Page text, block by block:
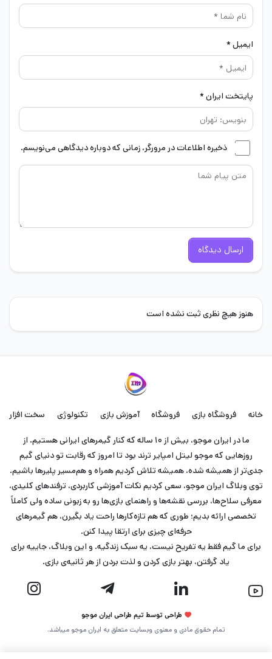
ایمیل *
پایتخت ایران *
ذخیره اطلاعات در مرورگر، زمانی که دوباره دیدگاهی می‌نویسم.
ارسال دیدگاه
هنوز هیچ نظری ثبت نشده است
خانه فروشگاه بازی فروشگاه آموزش بازی تکنولوژی سخت افزار
ما در ایران موجو، بیش از ۱۰ ساله که کنار گیمرهای ایرانی هستیم. از
روزهایی که موجو لیتل امپایر ترند بود تا امروز که رقابت تو دنیای گیم
جدی‌تر از همیشه شده، همیشه تلاش کردیم همراه و هم‌مسیر پلیرها باشیم.
توی وبلاگ ایران موجو، سعی کردیم نکات آموزشی کاربردی، ترفندهای کلیدی،
معرفی سلاح‌ها، بررسی نقشه‌ها و راهنمای بازی‌ها رو به زبونی ساده ولی کاملاً
تخصصی ارائه بدیم؛ طوری که هم تازه‌کارها راحت یاد بگیرن، هم گیمرهای
حرفه‌ای چیزی برای ارتقا پیدا کنن.
برای ما گیم فقط یه تفریح نیست، یه سبک زندگیه. و این وبلاگ، جاییه برای
یاد گرفتن، بهتر بازی کردن و لذت بردن از هر ثانیه‌ی بازی.
طراحی توسط تیم طراحی ایران موجو
تمام حقوق مادی و معنوی وبسایت متعلق به ایران موجو میباشد.